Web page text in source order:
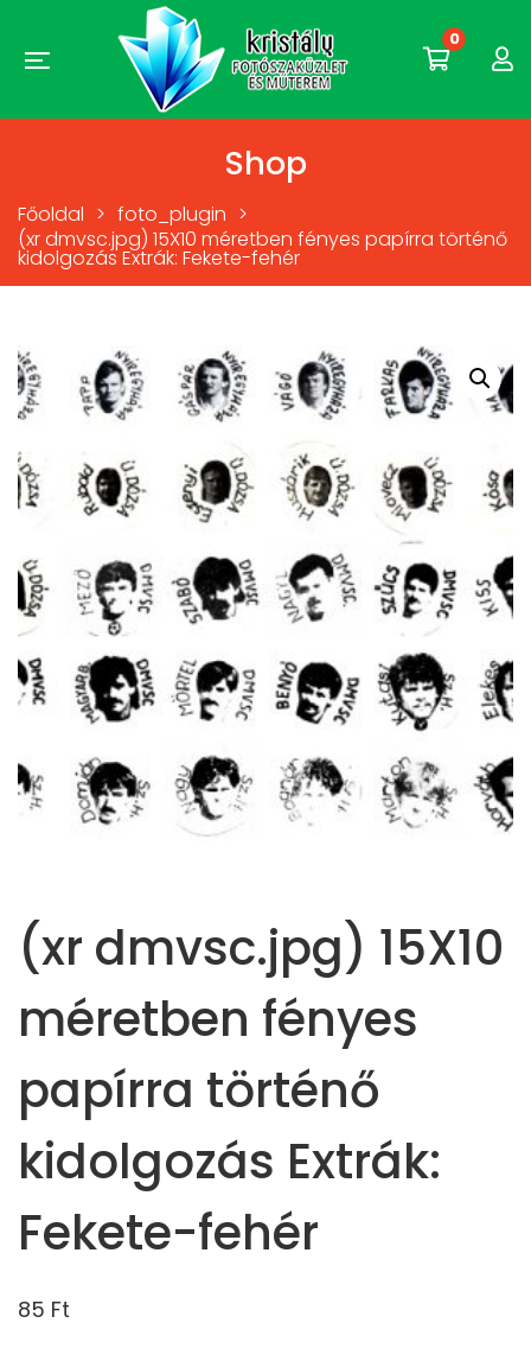
0
Shop
Főoldal > foto_plugin >
(xr dmvsc.jpg) 15X10 méretben fényes papírra történő
kidolgozás Extrák: Fekete-fehér
(xr dmvsc.jpg) 15X10
méretben fényes
papírra történő
kidolgozás Extrák:
Fekete-fehér
85 Ft